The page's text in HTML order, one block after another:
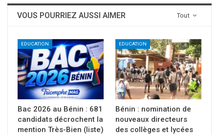
Tout
VOUS POURRIEZ AUSSI AIMER
EDUCATION
Bac 2026 au Bénin : 681
candidats décrochent la
mention Très-Bien (liste)
EDUCATION
Bénin : nomination de
nouveaux directeurs
des collèges et lycées